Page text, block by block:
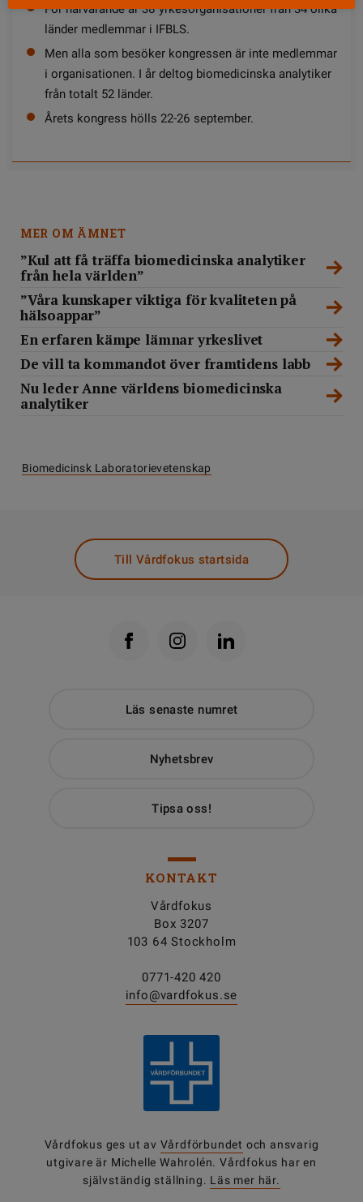
För närvarande är 38 yrkesorganisationer från 34 olika
länder medlemmar i IFBLS.
Men alla som besöker kongressen är inte medlemmar
i organisationen. I år deltog biomedicinska analytiker
från totalt 52 länder.
Årets kongress hölls 22-26 september.
MER OM ÄMNET
”Kul att få träffa biomedicinska analytiker
från hela världen”
”Våra kunskaper viktiga för kvaliteten på
hälsoappar”
En erfaren kämpe lämnar yrkeslivet
De vill ta kommandot över framtidens labb
Nu leder Anne världens biomedicinska
analytiker
Biomedicinsk Laboratorievetenskap
Till Vårdfokus startsida
Läs senaste numret
Nyhetsbrev
Tipsa oss!
KONTAKT
Vårdfokus
Box 3207
103 64 Stockholm
0771-420 420
info@vardfokus.se
Vårdfokus ges ut av Vårdförbundet och ansvarig
utgivare är Michelle Wahrolén. Vårdfokus har en
självständig ställning. Läs mer här.